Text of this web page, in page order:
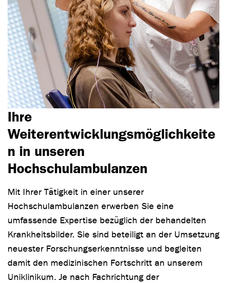
Ihre
Weiterentwicklungsmöglichkeite
n in unseren
Hochschulambulanzen
Mit Ihrer Tätigkeit in einer unserer
Hochschulambulanzen erwerben Sie eine
umfassende Expertise bezüglich der behandelten
Krankheitsbilder. Sie sind beteiligt an der Umsetzung
neuester Forschungserkenntnisse und begleiten
damit den medizinischen Fortschritt an unserem
Uniklinikum. Je nach Fachrichtung der